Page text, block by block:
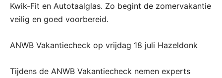
Kwik-Fit en Autotaalglas. Zo begint de zomervakantie
veilig en goed voorbereid.
ANWB Vakantiecheck op vrijdag 18 juli Hazeldonk
Tijdens de ANWB Vakantiecheck nemen experts